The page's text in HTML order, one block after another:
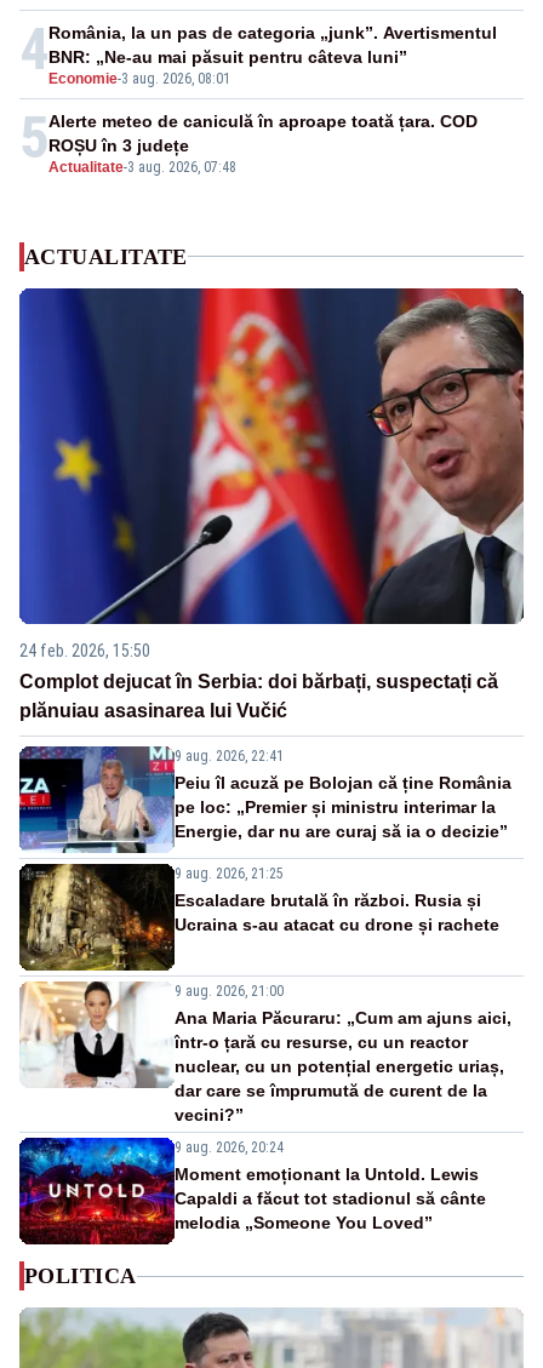
4Economie-3 aug. 2026, 08:01
România, la un pas de categoria „junk”. Avertismentul
BNR: „Ne-au mai păsuit pentru câteva luni”
5Actualitate-3 aug. 2026, 07:48
Alerte meteo de caniculă în aproape toată țara. COD
ROȘU în 3 județe
ACTUALITATE
24 feb. 2026, 15:50
Complot dejucat în Serbia: doi bărbați, suspectați că
plănuiau asasinarea lui Vučić
9 aug. 2026, 22:41
Peiu îl acuză pe Bolojan că ține România
pe loc: „Premier și ministru interimar la
Energie, dar nu are curaj să ia o decizie”
9 aug. 2026, 21:25
Escaladare brutală în război. Rusia și
Ucraina s-au atacat cu drone și rachete
9 aug. 2026, 21:00
Ana Maria Păcuraru: „Cum am ajuns aici,
într-o țară cu resurse, cu un reactor
nuclear, cu un potențial energetic uriaș,
dar care se împrumută de curent de la
vecini?”
9 aug. 2026, 20:24
Moment emoționant la Untold. Lewis
Capaldi a făcut tot stadionul să cânte
melodia „Someone You Loved”
POLITICA